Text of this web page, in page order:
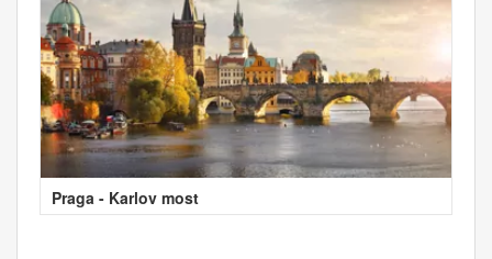
Praga - Karlov most